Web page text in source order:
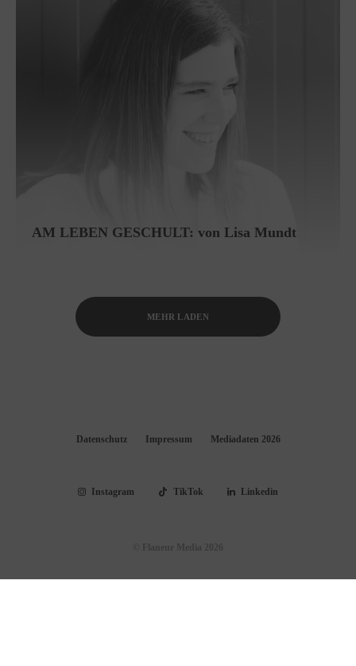
AM LEBEN GESCHULT: von Lisa Mundt
MEHR LADEN
Datenschutz Impressum Mediadaten 2026
Instagram TikTok Linkedin